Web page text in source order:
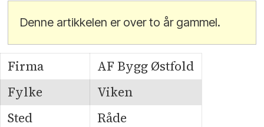
Denne artikkelen er over to år gammel.
Firma
AF Bygg Østfold
Fylke
Viken
Sted
Råde